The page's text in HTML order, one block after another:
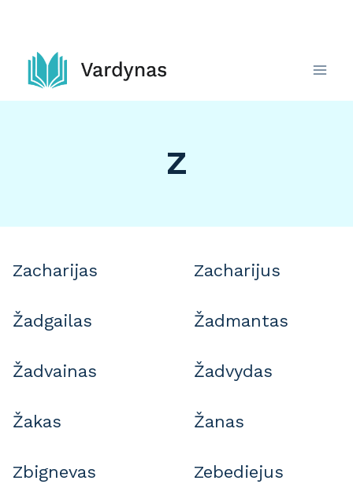
content
Z
Zacharijas Zacharijus
Žadgailas Žadmantas
Žadvainas Žadvydas
Žakas Žanas
Zbignevas Zebediejus